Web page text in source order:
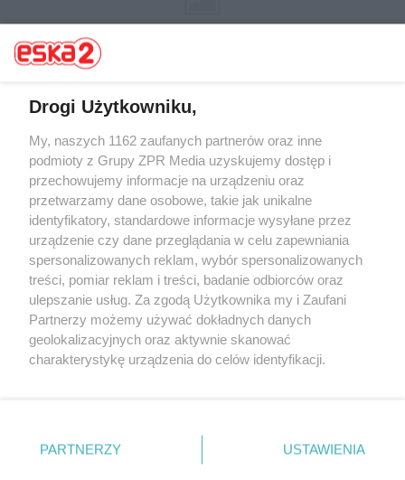
Żaden utwór zamieszczony w serwisie nie może być powielany i
rozpowszechniany lub dalej rozpowszechniany w jakikolwiek sposób (w
tym także elektroniczny lub mechaniczny) na jakimkolwiek polu
eksploatacji w jakiejkolwiek formie, włącznie z umieszczaniem w
Internecie bez pisemnej zgody właściciela praw. Jakiekolwiek użycie lub
wykorzystanie utworów w całości lub w części z naruszeniem prawa,
tzn. bez właściwej zgody, jest zabronione pod groźbą kary i może być
ścigane prawnie.
Drogi Użytkowniku,
My, naszych 1162 zaufanych partnerów oraz inne
podmioty z Grupy ZPR Media uzyskujemy dostęp i
przechowujemy informacje na urządzeniu oraz
przetwarzamy dane osobowe, takie jak unikalne
identyfikatory, standardowe informacje wysyłane przez
urządzenie czy dane przeglądania w celu zapewniania
spersonalizowanych reklam, wybór spersonalizowanych
treści, pomiar reklam i treści, badanie odbiorców oraz
ulepszanie usług. Za zgodą Użytkownika my i Zaufani
Partnerzy możemy używać dokładnych danych
geolokalizacyjnych oraz aktywnie skanować
charakterystykę urządzenia do celów identyfikacji.
zmienić/wycofać klikając przycisk ustawień prywatności
znajdujący się w lewym dolnym rogu strony
PARTNERZY USTAWIENIA